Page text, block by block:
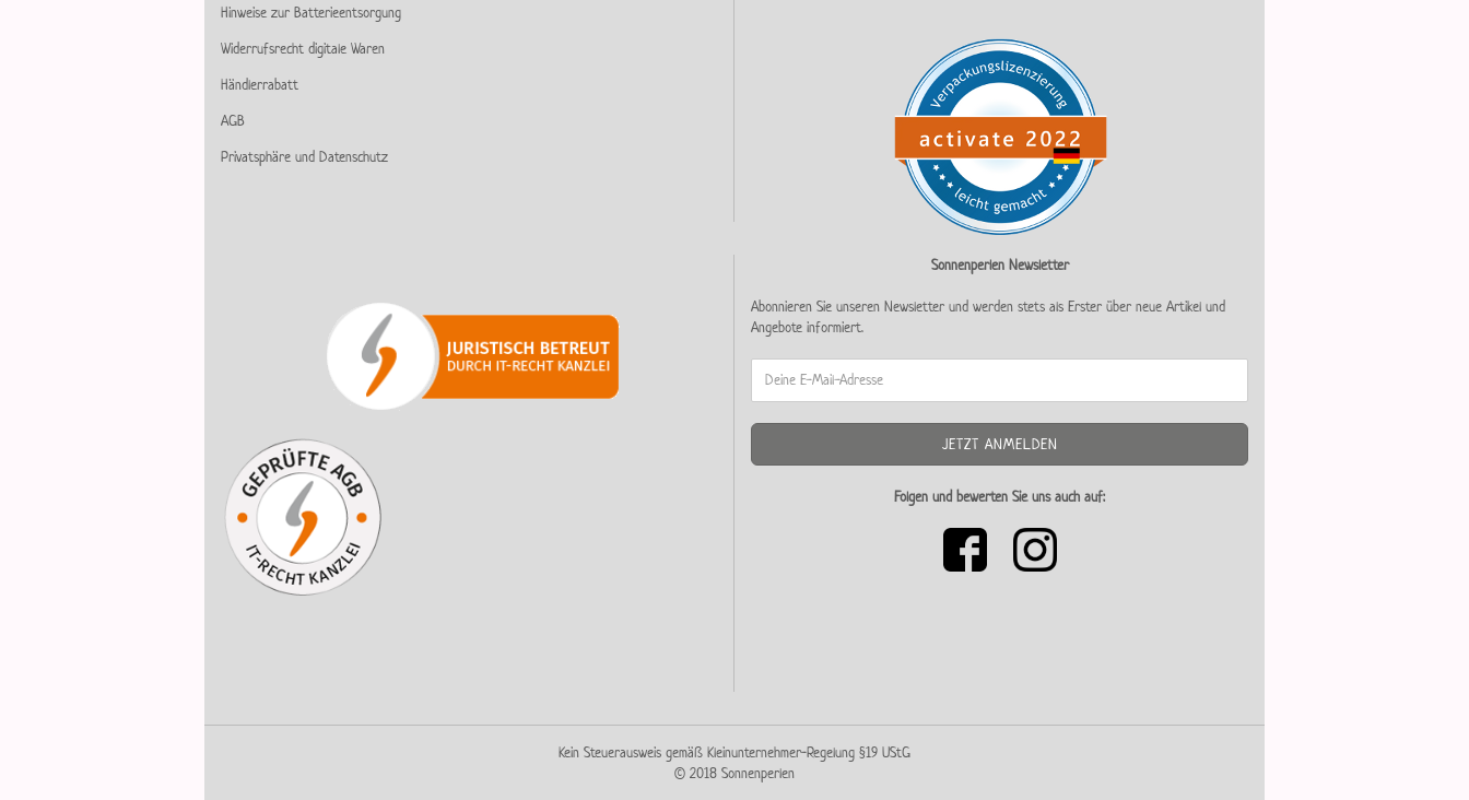
Hinweise zur Batterieentsorgung
Widerrufsrecht digitale Waren
Händlerrabatt
AGB
Privatsphäre und Datenschutz
Sonnenperlen Newsletter
Abonnieren Sie unseren Newsletter und werden stets als Erster über neue Artikel und
Angebote informiert.
Folgen und bewerten Sie uns auch auf:
Kein Steuerausweis gemäß Kleinunternehmer-Regelung §19 UStG
© 2018 Sonnenperlen